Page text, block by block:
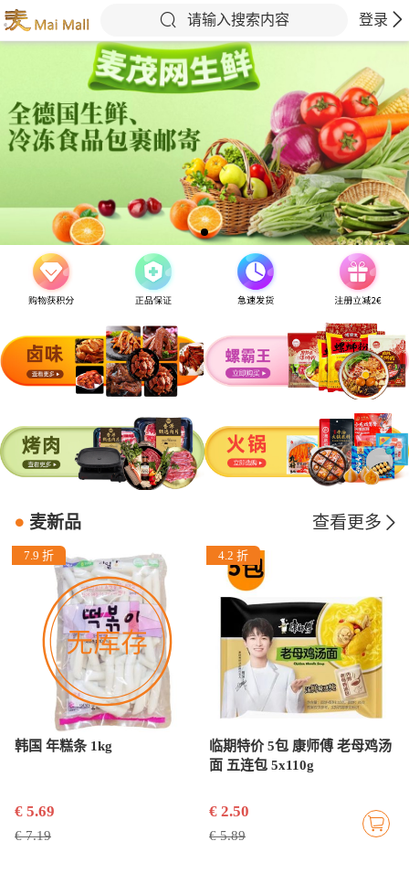
请输入搜索内容 登录
麦新品 查看更多
7.9 折
韩国 年糕条 1kg
€ 5.69
€ 7.19
4.2 折
临期特价 5包 康师傅 老母鸡汤
面 五连包 5x110g
€ 2.50
€ 5.89